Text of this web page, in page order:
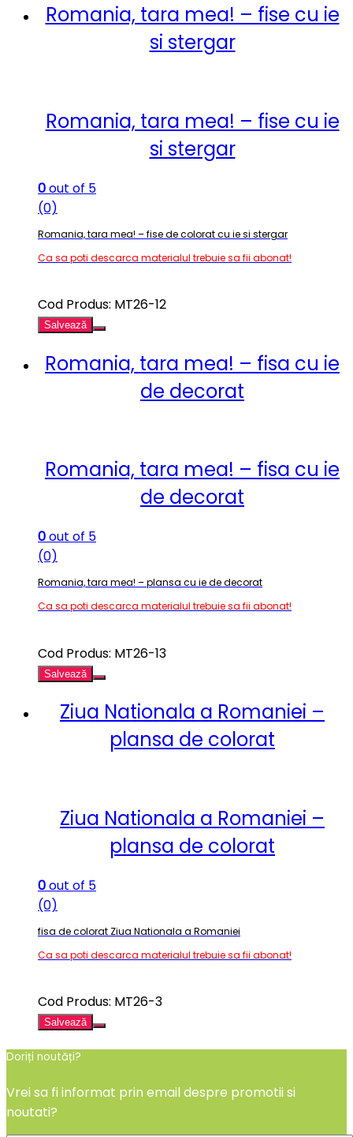
Romania, tara mea! – fise cu ie
si stergar
Romania, tara mea! – fise cu ie
si stergar
0out of 5
(0)
Romania, tara mea! – fise de colorat cu ie si stergar
Ca sa poti descarca materialul trebuie sa fii abonat!
Cod Produs: MT26-12
Salvează
Romania, tara mea! – fisa cu ie
de decorat
Romania, tara mea! – fisa cu ie
de decorat
0out of 5
(0)
Romania, tara mea! – plansa cu ie de decorat
Ca sa poti descarca materialul trebuie sa fii abonat!
Cod Produs: MT26-13
Salvează
Ziua Nationala a Romaniei –
plansa de colorat
Ziua Nationala a Romaniei –
plansa de colorat
0out of 5
(0)
fisa de colorat Ziua Nationala a Romaniei
Ca sa poti descarca materialul trebuie sa fii abonat!
Cod Produs: MT26-3
Salvează
Doriți noutăți?
Vrei sa fi informat prin email despre promotii si
noutati?